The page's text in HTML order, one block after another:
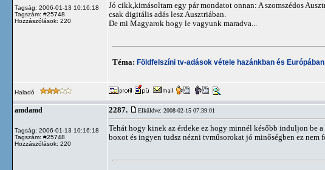
Tagság: 2006-01-13 10:16:18
Tagszám: #25748
Hozzászólások: 220
Jó cikk,kimásoltam egy pár mondatot onnan: A szomszédos
csak digitális adás lesz Ausztriában.
De mi Magyarok hogy le vagyunk maradva...
Téma: Földfelszíni tv-adások vétele hazánkban és Európában
Haladó
amdamd
Tagság: 2006-01-13 10:16:18
Tagszám: #25748
Hozzászólások: 220
2287. Elküldve: 2008-02-15 07:39:01
Tehát hogy kinek az érdeke ez hogy minnél később induljon be
boxot és ingyen tudsz nézni tvműsorokat jó minőségben ez